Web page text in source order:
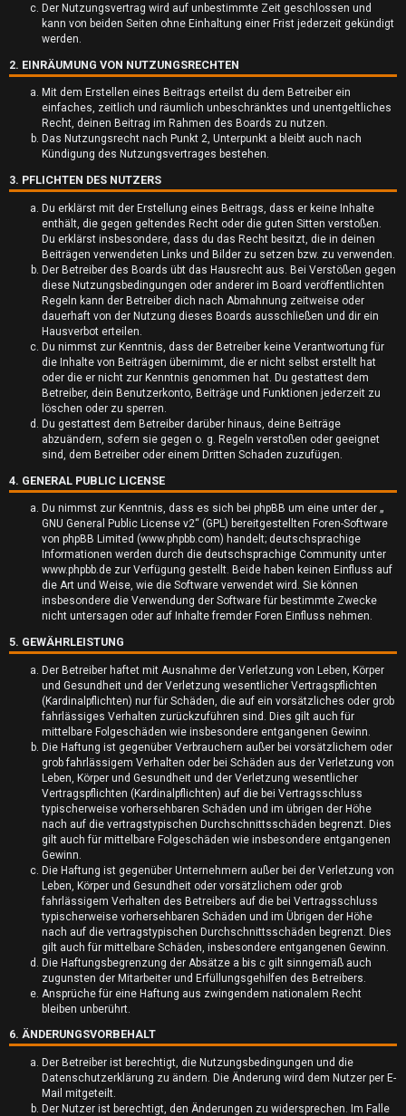
b
n
h
n
Der Nutzungsvertrag wird auf unbestimmte Zeit geschlossen und
kann von beiden Seiten ohne Einhaltung einer Frist jederzeit gekündigt
werden.
2. EINRÄUMUNG VON NUTZUNGSRECHTEN
Mit dem Erstellen eines Beitrags erteilst du dem Betreiber ein
einfaches, zeitlich und räumlich unbeschränktes und unentgeltliches
Recht, deinen Beitrag im Rahmen des Boards zu nutzen.
Das Nutzungsrecht nach Punkt 2, Unterpunkt a bleibt auch nach
Kündigung des Nutzungsvertrages bestehen.
3. PFLICHTEN DES NUTZERS
Du erklärst mit der Erstellung eines Beitrags, dass er keine Inhalte
enthält, die gegen geltendes Recht oder die guten Sitten verstoßen.
Du erklärst insbesondere, dass du das Recht besitzt, die in deinen
Beiträgen verwendeten Links und Bilder zu setzen bzw. zu verwenden.
Der Betreiber des Boards übt das Hausrecht aus. Bei Verstößen gegen
diese Nutzungsbedingungen oder anderer im Board veröffentlichten
Regeln kann der Betreiber dich nach Abmahnung zeitweise oder
dauerhaft von der Nutzung dieses Boards ausschließen und dir ein
Hausverbot erteilen.
Du nimmst zur Kenntnis, dass der Betreiber keine Verantwortung für
die Inhalte von Beiträgen übernimmt, die er nicht selbst erstellt hat
oder die er nicht zur Kenntnis genommen hat. Du gestattest dem
Betreiber, dein Benutzerkonto, Beiträge und Funktionen jederzeit zu
löschen oder zu sperren.
Du gestattest dem Betreiber darüber hinaus, deine Beiträge
abzuändern, sofern sie gegen o. g. Regeln verstoßen oder geeignet
sind, dem Betreiber oder einem Dritten Schaden zuzufügen.
4. GENERAL PUBLIC LICENSE
Du nimmst zur Kenntnis, dass es sich bei phpBB um eine unter der „
GNU General Public License v2“ (GPL) bereitgestellten Foren-Software
von phpBB Limited (www.phpbb.com) handelt; deutschsprachige
Informationen werden durch die deutschsprachige Community unter
www.phpbb.de zur Verfügung gestellt. Beide haben keinen Einfluss auf
die Art und Weise, wie die Software verwendet wird. Sie können
insbesondere die Verwendung der Software für bestimmte Zwecke
nicht untersagen oder auf Inhalte fremder Foren Einfluss nehmen.
5. GEWÄHRLEISTUNG
Der Betreiber haftet mit Ausnahme der Verletzung von Leben, Körper
und Gesundheit und der Verletzung wesentlicher Vertragspflichten
(Kardinalpflichten) nur für Schäden, die auf ein vorsätzliches oder grob
fahrlässiges Verhalten zurückzuführen sind. Dies gilt auch für
mittelbare Folgeschäden wie insbesondere entgangenen Gewinn.
Die Haftung ist gegenüber Verbrauchern außer bei vorsätzlichem oder
grob fahrlässigem Verhalten oder bei Schäden aus der Verletzung von
Leben, Körper und Gesundheit und der Verletzung wesentlicher
Vertragspflichten (Kardinalpflichten) auf die bei Vertragsschluss
typischerweise vorhersehbaren Schäden und im übrigen der Höhe
nach auf die vertragstypischen Durchschnittsschäden begrenzt. Dies
gilt auch für mittelbare Folgeschäden wie insbesondere entgangenen
Gewinn.
Die Haftung ist gegenüber Unternehmern außer bei der Verletzung von
Leben, Körper und Gesundheit oder vorsätzlichem oder grob
fahrlässigem Verhalten des Betreibers auf die bei Vertragsschluss
typischerweise vorhersehbaren Schäden und im Übrigen der Höhe
nach auf die vertragstypischen Durchschnittsschäden begrenzt. Dies
gilt auch für mittelbare Schäden, insbesondere entgangenen Gewinn.
Die Haftungsbegrenzung der Absätze a bis c gilt sinngemäß auch
zugunsten der Mitarbeiter und Erfüllungsgehilfen des Betreibers.
Ansprüche für eine Haftung aus zwingendem nationalem Recht
bleiben unberührt.
6. ÄNDERUNGSVORBEHALT
Der Betreiber ist berechtigt, die Nutzungsbedingungen und die
Datenschutzerklärung zu ändern. Die Änderung wird dem Nutzer per E-
Mail mitgeteilt.
Der Nutzer ist berechtigt, den Änderungen zu widersprechen. Im Falle